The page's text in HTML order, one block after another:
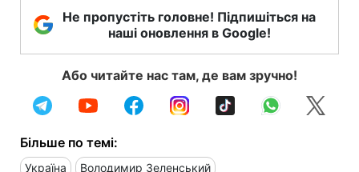
Не пропустіть головне! Підпишіться на
наші оновлення в Google!
Або читайте нас там, де вам зручно!
Більше по темі:
Україна Володимир Зеленський